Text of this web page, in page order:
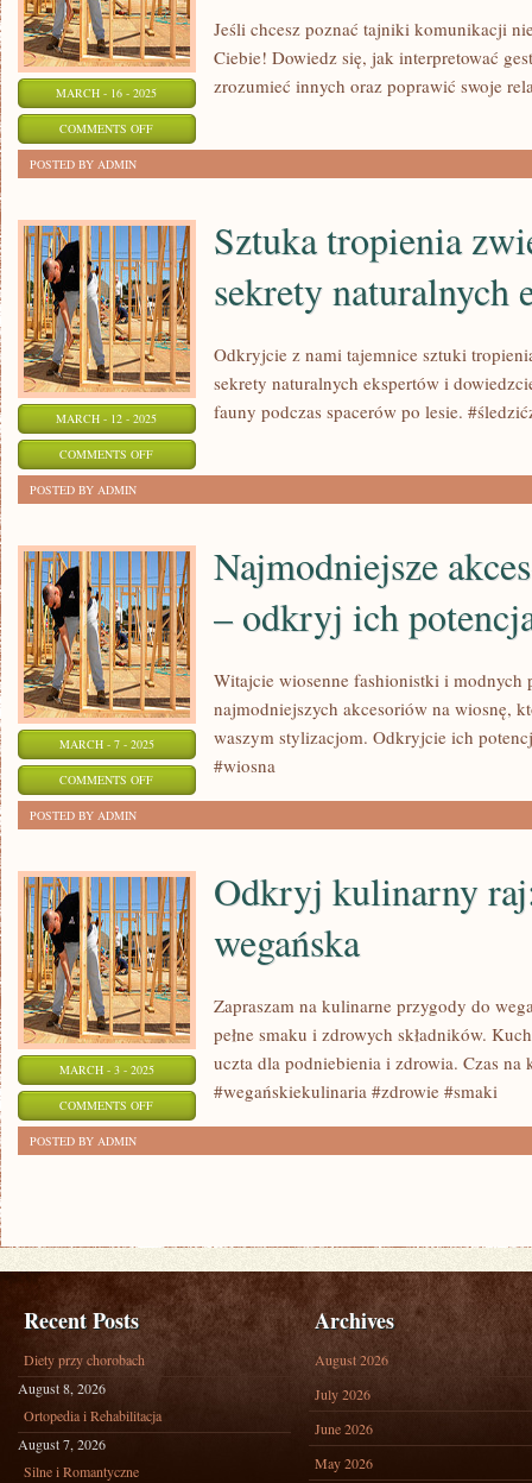
GÓRSKICH
WĘDRÓWEK!
MARCH - 16 - 2025
COMMENTS OFFON
NIEWERBALNEJ:
JAK
ODCZYTAĆ
GESTY
I
MIMIKĘ!
Jeśli chcesz poznać tajniki komunikacji
Ciebie! Dowiedz się, jak interpretować
zrozumieć innych oraz poprawić swoje
POSTED BY ADMIN
MARCH - 12 - 2025
COMMENTS OFFON
ZWIERZĄT
W
LASACH:
SEKRETY
NATURALNYCH
EKSPERTÓW
Sztuka tropienia
sekrety naturalnych
Odkryjcie z nami tajemnice sztuki
sekrety naturalnych ekspertów i
fauny podczas spacerów po lesie.
POSTED BY ADMIN
MARCH - 7 - 2025
COMMENTS OFFON
NA
WIOSNĘ
–
ODKRYJ
ICH
POTENCJAŁ!
Najmodniejsze
– odkryj ich
Witajcie wiosenne fashionistki i modnych
najmodniejszych akcesoriów na wiosnę,
waszym stylizacjom. Odkryjcie ich
#wiosna
POSTED BY ADMIN
MARCH - 3 - 2025
COMMENTS OFFON
WEGAŃSKA
Odkryj kulinarny
wegańska
Zapraszam na kulinarne przygody do
pełne smaku i zdrowych składników.
uczta dla podniebienia i zdrowia. Czas
#wegańskiekulinaria #zdrowie #smaki
POSTED BY ADMIN
Recent Posts
Diety przy chorobach
August 8, 2026
Ortopedia i Rehabilitacja
August 7, 2026
Silne i Romantyczne
Archives
August 2026
July 2026
June 2026
May 2026